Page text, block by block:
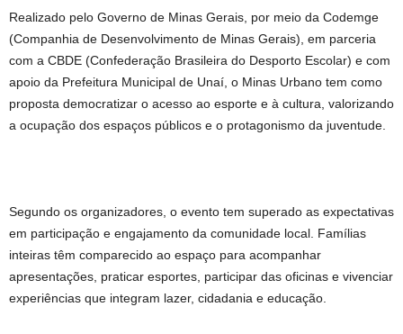
Realizado pelo Governo de Minas Gerais, por meio da Codemge
(Companhia de Desenvolvimento de Minas Gerais), em parceria
com a CBDE (Confederação Brasileira do Desporto Escolar) e com
apoio da Prefeitura Municipal de Unaí, o Minas Urbano tem como
proposta democratizar o acesso ao esporte e à cultura, valorizando
a ocupação dos espaços públicos e o protagonismo da juventude.
Segundo os organizadores, o evento tem superado as expectativas
em participação e engajamento da comunidade local. Famílias
inteiras têm comparecido ao espaço para acompanhar
apresentações, praticar esportes, participar das oficinas e vivenciar
experiências que integram lazer, cidadania e educação.